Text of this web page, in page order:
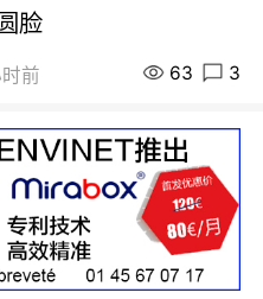
脸
前 63 3